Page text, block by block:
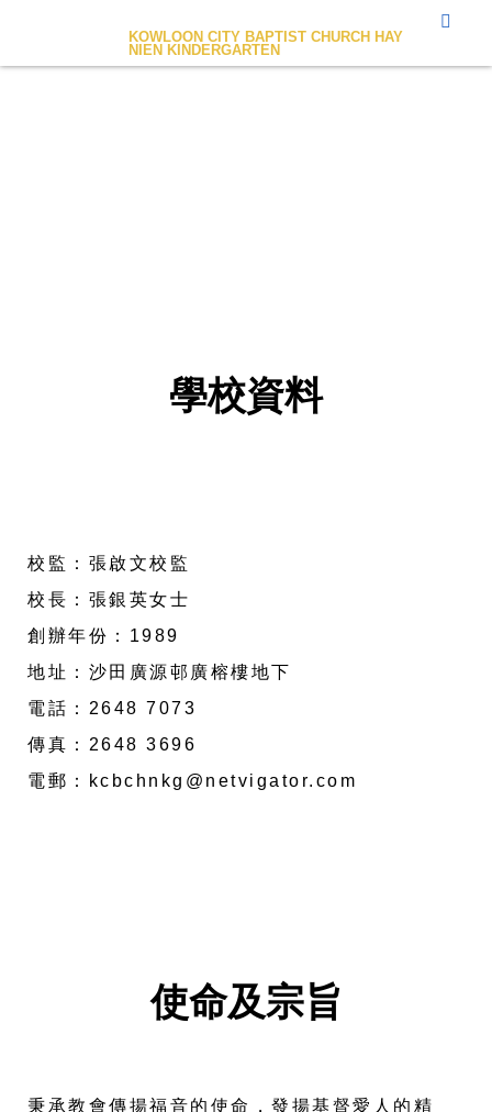
KOWLOON CITY BAPTIST CHURCH HAY
NIEN KINDERGARTEN
學校資料
校監：張啟文校監
校長：張銀英女士
創辦年份：1989
地址：沙田廣源邨廣榕樓地下
電話：2648 7073
傳真：2648 3696
電郵：kcbchnkg@netvigator.com
使命及宗旨
秉承教會傳揚福音的使命，發揚基督愛人的精